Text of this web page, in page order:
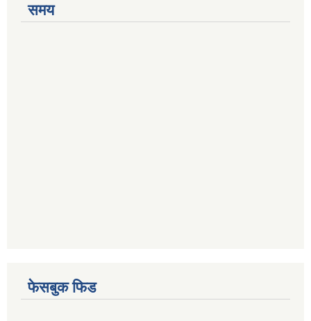
समय
फेसबुक फिड